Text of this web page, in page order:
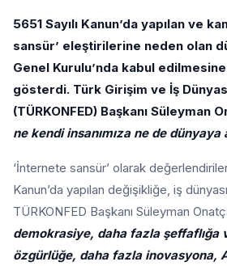
5651 Sayılı Kanun’da yapılan ve
sansür’ eleştirilerine neden olan
Genel Kurulu’nda kabul
gösterdi. Türk Girişim ve İş
(TÜRKONFED) Başkanı Süleyman
ne kendi insanımıza ne de
‘İnternete sansür’ olarak
Kanun’da yapılan değişikliğe, iş
TÜRKONFED Başkanı Süleyman
demokrasiye, daha fazla şeffaflığa
özgürlüğe, daha fazla inovasyona,